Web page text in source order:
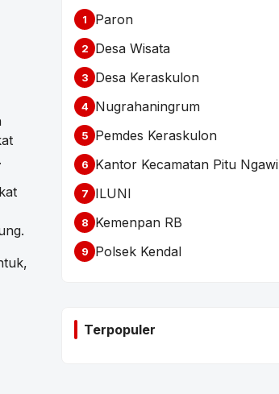
1 Paron
2 Desa Wisata
3 Desa Keraskulon
4 Nugrahaningrum
5 Pemdes Keraskulon
6 Kantor Kecamatan Pitu Ngawi
7 ILUNI
8 Kemenpan RB
9 Polsek Kendal
Terpopuler